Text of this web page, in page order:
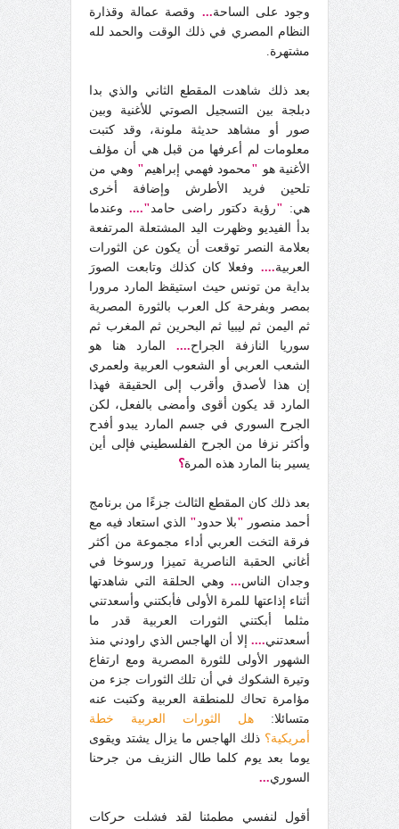
وجود على الساحة... وقصة عمالة وقذارة
النظام المصري في ذلك الوقت والحمد لله
مشتهرة.
بعد ذلك شاهدت المقطع الثاني والذي بدا
دبلجة بين التسجيل الصوتي للأغنية وبين
صور أو مشاهد حديثة ملونة، وقد كتبت
معلومات لم أعرفها من قبل هي أن مؤلف
الأغنية هو "محمود فهمي إبراهيم" وهي من
تلحين فريد الأطرش وإضافة أخرى
هي: "رؤية دكتور راضى حامد".... وعندما
بدأ الفيديو وظهرت اليد المشتعلة المرتفعة
بعلامة النصر توقعت أن يكون عن الثورات
العربية.... وفعلا كان كذلك وتابعت الصورَ
بداية من تونس حيث استيقظ المارد مرورا
بمصر وبفرحة كل العرب بالثورة المصرية
ثم اليمن ثم ليبيا ثم البحرين ثم المغرب ثم
سوريا النازفة الجراح.... المارد هنا هو
الشعب العربي أو الشعوب العربية ولعمري
إن هذا لأصدق وأقرب إلى الحقيقة فهذا
المارد قد يكون أقوى وأمضى بالفعل، لكن
الجرح السوري في جسم المارد يبدو أفدح
وأكثر نزفا من الجرح الفلسطيني فإلى أين
يسير بنا المارد هذه المرة؟
بعد ذلك كان المقطع الثالث جزءًا من برنامج
أحمد منصور "بلا حدود" الذي استعاد فيه مع
فرقة التخت العربي أداء مجموعة من أكثر
أغاني الحقبة الناصرية تميزا ورسوخا في
وجدان الناس... وهي الحلقة التي شاهدتها
أثناء إذاعتها للمرة الأولى فأبكتني وأسعدتني
مثلما أبكتني الثورات العربية قدر ما
أسعدتني.... إلا أن الهاجس الذي راودني منذ
الشهور الأولى للثورة المصرية ومع ارتفاع
وتيرة الشكوك في أن تلك الثورات جزء من
مؤامرة تحاك للمنطقة العربية وكتبت عنه
متسائلا: هل الثورات العربية خطة
أمريكية؟ ذلك الهاجس ما يزال يشتد ويقوى
يوما بعد يوم كلما طال النزيف من جرحنا
السوري...
أقول لنفسي مطمئنا لقد فشلت حركات